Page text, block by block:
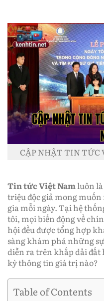
CẬP NHẬT TIN
Tin tức Việt Namluôn
triệu độc giả mong
gia mỗi ngày. Tại hệ
tôi, mọi biến động về
hội đều được tổng hợp
sàng khám phá những
diễn ra trên khắp dải đất
kỳ thông tin giá trị nào?
Table of Contents